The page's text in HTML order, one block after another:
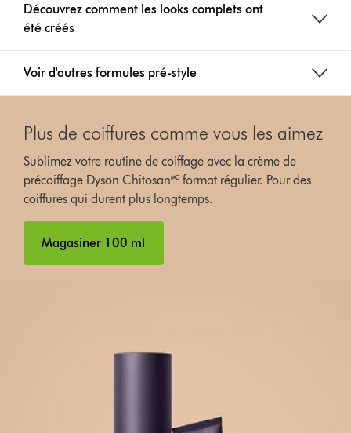
Découvrez comment les looks complets ont
été créés
Voir d'autres formules pré-style
Plus de coiffures comme vous les aimez
Sublimez votre routine de coiffage avec la crème de
précoiffage Dyson Chitosan🅪 format régulier. Pour des
coiffures qui durent plus longtemps.
Magasiner 100 ml